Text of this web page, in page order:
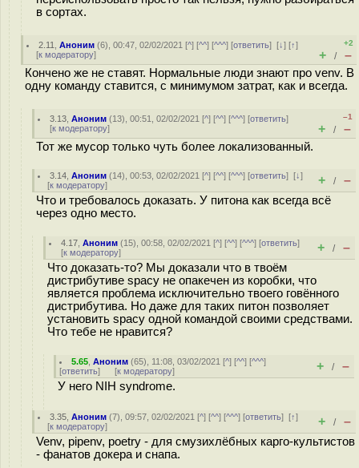
в сортах.
2.11 ,Аноним (6), 00:47, 02/02/2021 [^] [^^] [^^^] [ответить][↓] [↑]
[к модератору]
+2
+ / –
Кончено же не ставят. Нормальные люди знают про venv. В
одну команду ставится, с минимумом затрат, как и всегда.
3.13 ,Аноним (13), 00:51, 02/02/2021 [^] [^^] [^^^] [ответить]
[к модератору]
–1
+ / –
Тот же мусор только чуть более локализованный.
3.14 ,Аноним (14), 00:53, 02/02/2021 [^] [^^] [^^^] [ответить][↓]
[к модератору] + / –
Что и требовалось доказать. У питона как всегда всё
через одно место.
4.17 ,Аноним (15), 00:58, 02/02/2021 [^] [^^] [^^^] [ответить]
[к модератору] + / –
Что доказать-то? Мы доказали что в твоём
дистрибутиве spacy не опакечен из коробки, что
является проблема исключительно твоего говённого
дистрибутива. Но даже для таких питон позволяет
установить spacy одной командой своими средствами.
Что тебе не нравится?
5.65 ,Аноним (65), 11:08, 03/02/2021 [^] [^^] [^^^]
[ответить] [к модератору] + / –
У него NIH syndrome.
3.35 ,Аноним (7), 09:57, 02/02/2021 [^] [^^] [^^^] [ответить][↑]
[к модератору] + / –
Venv, pipenv, poetry - для смузихлёбных карго-культистов
- фанатов докера и снапа.